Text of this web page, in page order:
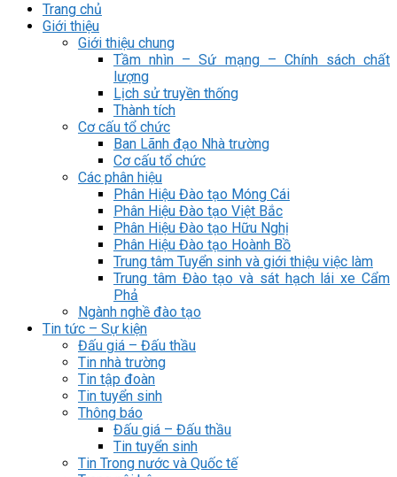
Trang chủ
Giới thiệu
Giới thiệu chung
Tầm nhìn – Sứ mạng – Chính sách chất
lượng
Lịch sử truyền thống
Thành tích
Cơ cấu tổ chức
Ban Lãnh đạo Nhà trường
Cơ cấu tổ chức
Các phân hiệu
Phân Hiệu Đào tạo Móng Cái
Phân Hiệu Đào tạo Việt Bắc
Phân Hiệu Đào tạo Hữu Nghị
Phân Hiệu Đào tạo Hoành Bồ
Trung tâm Tuyển sinh và giới thiệu việc làm
Trung tâm Đào tạo và sát hạch lái xe Cẩm
Phả
Ngành nghề đào tạo
Tin tức – Sự kiện
Đấu giá – Đấu thầu
Tin nhà trường
Tin tập đoàn
Tin tuyển sinh
Thông báo
Đấu giá – Đấu thầu
Tin tuyển sinh
Tin Trong nước và Quốc tế